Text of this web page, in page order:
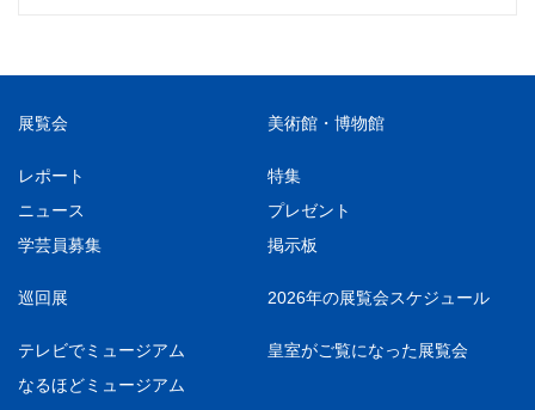
展覧会 美術館・博物館
レポート
特集
ニュース
プレゼント
学芸員募集
掲示板
巡回展 2026年の展覧会スケジュール
テレビでミュージアム
皇室がご覧になった展覧会
なるほどミュージアム